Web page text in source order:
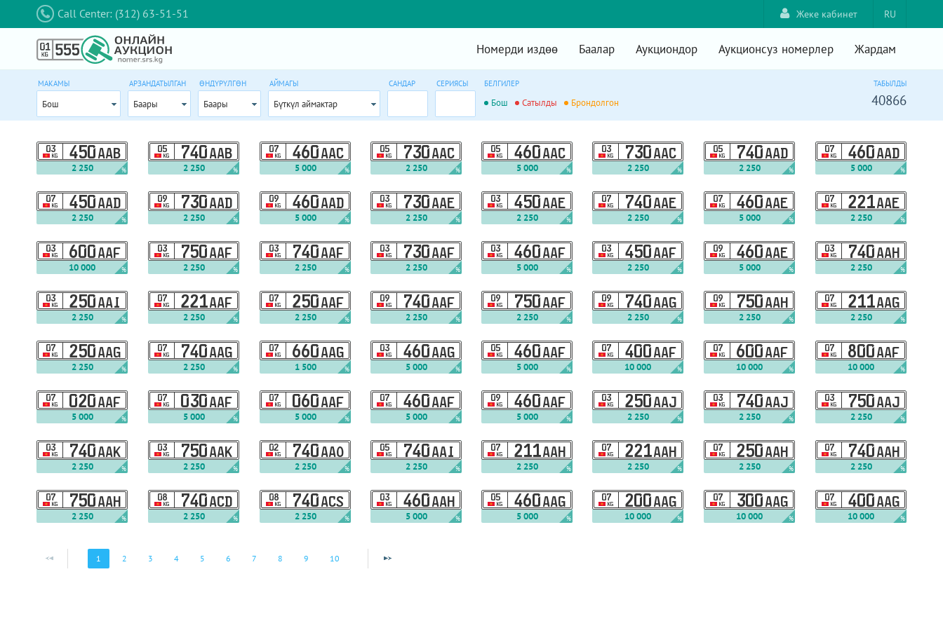
Call Center: (312) 63-51-51 RU
Жеке кабинет
Номерди издөө Баалар Аукциондор Аукционсуз номерлер Жардам
МАКАМЫ
Бош
АРЗАНДАТЫЛГАН
Баары
ӨНДҮРҮЛГӨН
Баары
АЙМАГЫ
Бүткүл аймактар
САНДАР СЕРИЯСЫ БЕЛГИЛЕР
Бош Сатылды Брондолгон
ТАБЫЛДЫ
40866
%
03
KG 450 AAB
2 250
%
05
KG 740 AAB
2 250
%
07
KG 460 AAC
5 000
%
05
KG 730 AAC
2 250
%
05
KG 460 AAC
5 000
%
03
KG 730 AAC
2 250
%
05
KG 740 AAD
2 250
%
07
KG 460 AAD
5 000
%
07
KG 450 AAD
2 250
%
09
KG 730 AAD
2 250
%
09
KG 460 AAD
5 000
%
03
KG 730 AAE
2 250
%
03
KG 450 AAE
2 250
%
07
KG 740 AAE
2 250
%
07
KG 460 AAE
5 000
%
07
KG 221 AAE
2 250
%
03
KG 600 AAF
10 000
%
03
KG 750 AAF
2 250
%
03
KG 740 AAF
2 250
%
03
KG 730 AAF
2 250
%
03
KG 460 AAF
5 000
%
03
KG 450 AAF
2 250
%
09
KG 460 AAE
5 000
%
03
KG 740 AAH
2 250
%
03
KG 250 AAI
2 250
%
07
KG 221 AAF
2 250
%
07
KG 250 AAF
2 250
%
09
KG 740 AAF
2 250
%
09
KG 750 AAF
2 250
%
09
KG 740 AAG
2 250
%
09
KG 750 AAH
2 250
%
07
KG 211 AAG
2 250
%
07
KG 250 AAG
2 250
%
07
KG 740 AAG
2 250
%
07
KG 660 AAG
1 500
%
03
KG 460 AAG
5 000
%
05
KG 460 AAF
5 000
%
07
KG 400 AAF
10 000
%
07
KG 600 AAF
10 000
%
07
KG 800 AAF
10 000
%
07
KG 020 AAF
5 000
%
07
KG 030 AAF
5 000
%
07
KG 060 AAF
5 000
%
07
KG 460 AAF
5 000
%
09
KG 460 AAF
5 000
%
03
KG 250 AAJ
2 250
%
03
KG 740 AAJ
2 250
%
03
KG 750 AAJ
2 250
%
03
KG 740 AAK
2 250
%
03
KG 750 AAK
2 250
%
02
KG 740 AAO
2 250
%
05
KG 740 AAI
2 250
%
07
KG 211 AAH
2 250
%
07
KG 221 AAH
2 250
%
07
KG 250 AAH
2 250
%
07
KG 740 AAH
2 250
%
07
KG 750 AAH
2 250
%
08
KG 740 ACD
2 250
%
08
KG 740 ACS
2 250
%
03
KG 460 AAH
5 000
%
05
KG 460 AAG
5 000
%
07
KG 200 AAG
10 000
%
07
KG 300 AAG
10 000
%
07
KG 400 AAG
10 000
1 2 3 4 5 6 7 8 9 10